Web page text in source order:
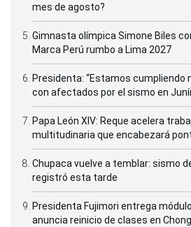
mes de agosto?
Gimnasta olímpica Simone Biles
Marca Perú rumbo a Lima 2027
Presidenta: “Estamos
con afectados por el sismo en
Papa León XIV: Reque acelera
multitudinaria que encabezará
Chupaca vuelve a temblar: sismo
registró esta tarde
Presidenta Fujimori entrega
anuncia reinicio de clases en